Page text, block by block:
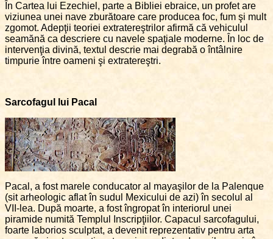
În Cartea lui Ezechiel, parte a Bibliei ebraice, un profet are
viziunea unei nave zburătoare care producea foc, fum şi mult
zgomot. Adepţii teoriei extratereştrilor afirmă că vehiculul
seamănă ca descriere cu navele spaţiale moderne. În loc de
intervenţia divină, textul descrie mai degrabă o întâlnire
timpurie între oameni şi extratereştri.
Sarcofagul lui Pacal
Pacal, a fost marele conducator al mayaşilor de la Palenque
(sit arheologic aflat în sudul Mexicului de azi) în secolul al
VII-lea. După moarte, a fost îngropat în interiorul unei
piramide numită Templul Inscripţiilor. Capacul sarcofagului,
foarte laborios sculptat, a devenit reprezentativ pentru arta